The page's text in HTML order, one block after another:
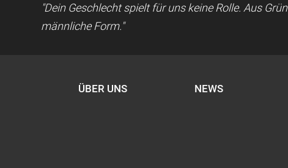
"Dein Geschlecht spielt für uns keine Rolle. Aus
männliche Form."
ÜBER UNS NEWS